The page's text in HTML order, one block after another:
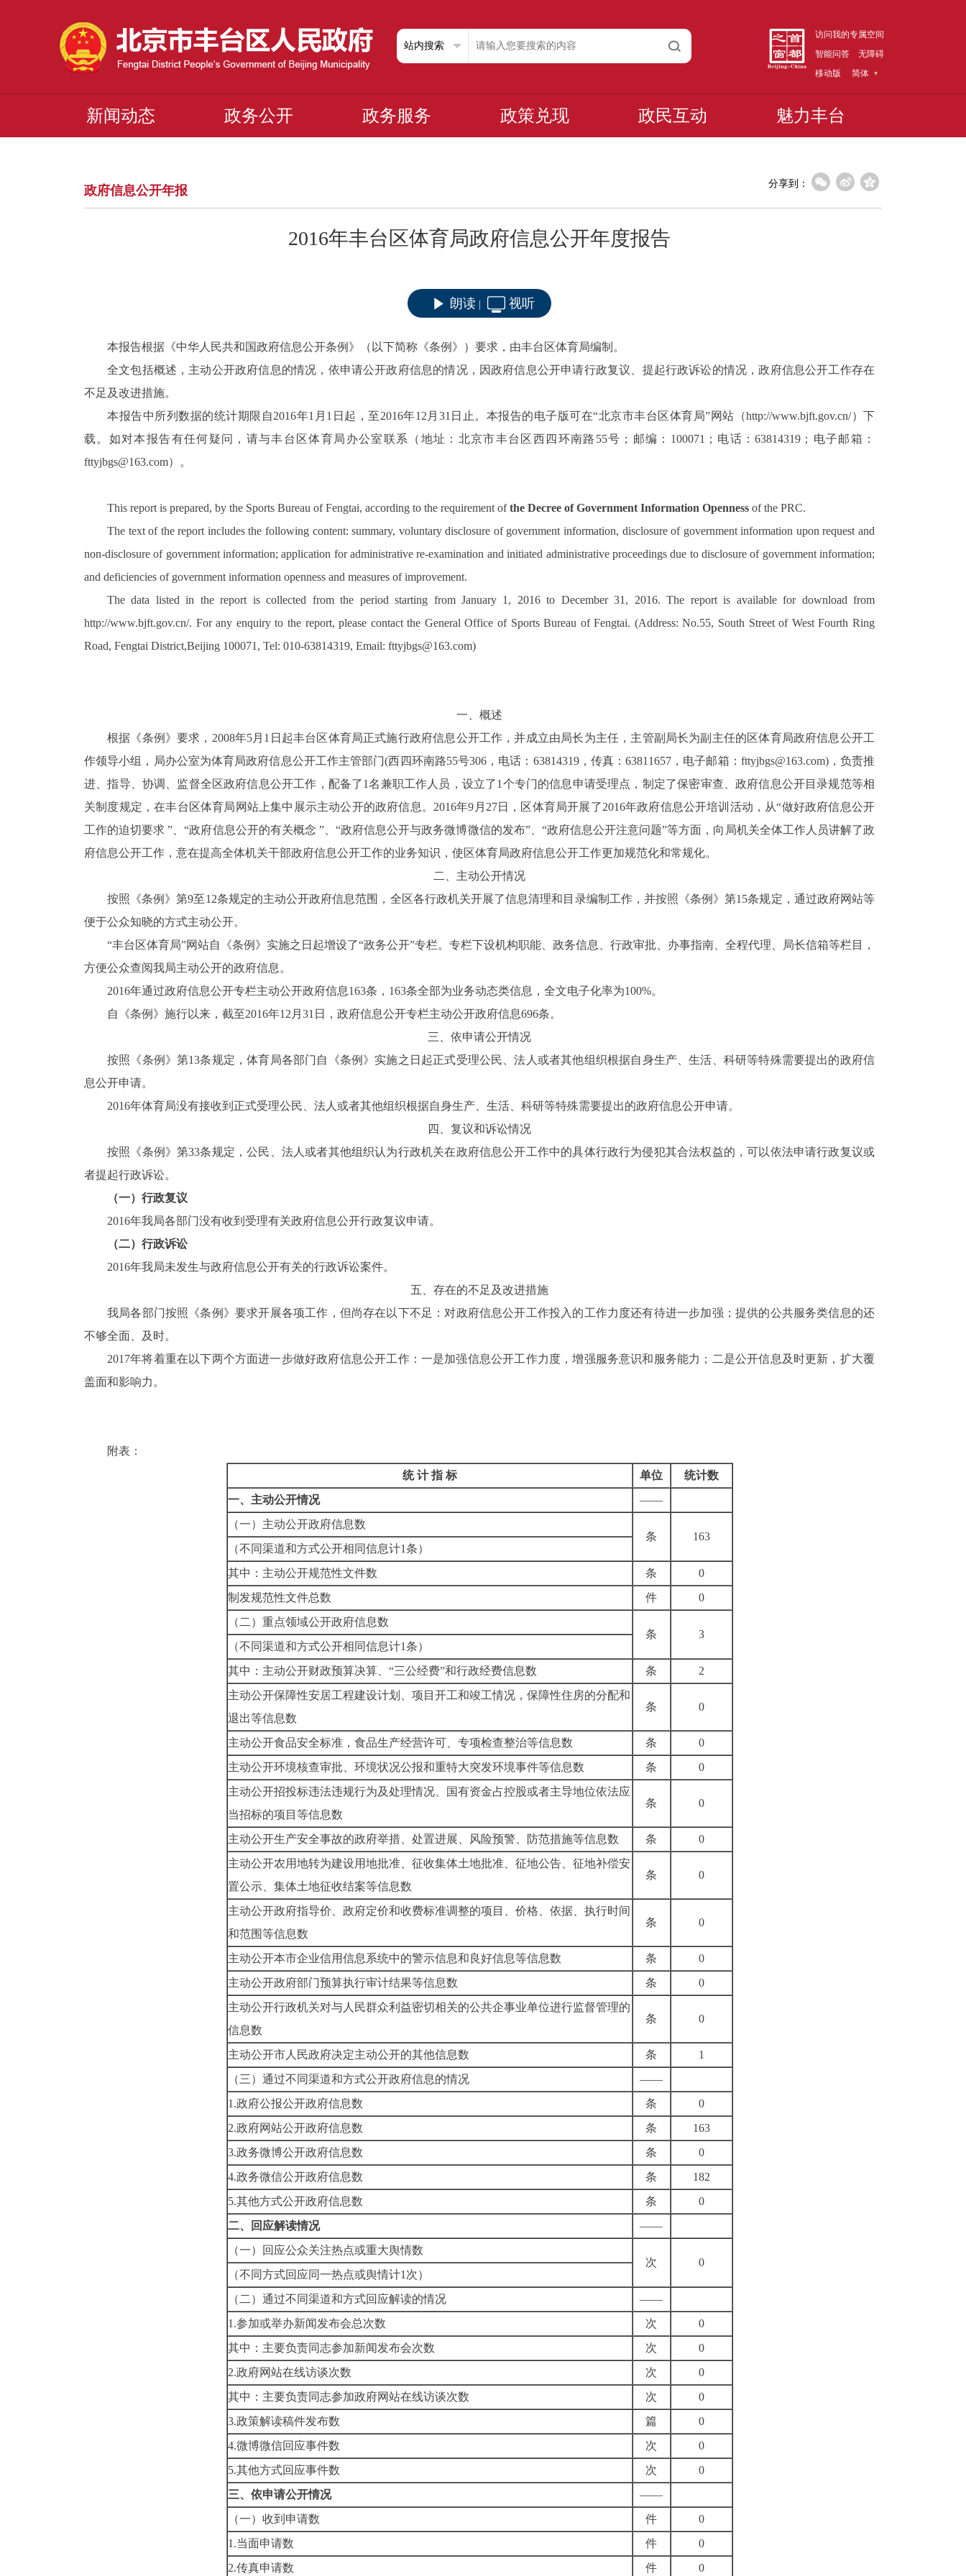
访问我的专属空间
智能问答
无障碍
移动版
简体
新闻动态 政务公开 政务服务 政策兑现 政民互动 魅力丰台
政府信息公开年报 分享到：
2016年丰台区体育局政府信息公开年度报告
朗读 视听
本报告根据《中华人民共和国政府信息公开条例》 （ 以下简称《条例》）要求 ，由丰台区体育局编制。
全文包括概述，主动公开政府信息的情况，依申请公开政府信息的情况， 因政府信息公开申请行政复议、提起行政诉讼的情况，政府信息公开工作存在
不足及改进措施。
本报告中所列数据的统计期限自2016年1 月 1 日起，至2016年12 月 31 日止。本报告的电子版可在“北京市丰台区体育局”网站（http://www.bjft.gov.cn/）下
载。如对本报告有任何疑问，请与丰台区体育局办公室联系（地址：北京市丰台区西四环南路 55号；邮编： 100071 ；电话：63814319 ；电子邮箱：
fttyjbgs@163.com）。
This report is prepared, by the Sports Bureau of Fengtai, according to the requirement ofthe Decree of Government Information Openness of the PRC.
The text of the report includes the following content: summary, voluntary disclosure of government information, disclosure of government information upon request and
non-disclosure of government information; application for administrative re-examination and initiated administrative proceedings due to disclosure of government information;
and deficiencies of government information openness and measures of improvement.
The data listed in the report is collected from the period starting from January 1, 2016 to December 31, 2016. The report is available for download from
http://www.bjft.gov.cn/. For any enquiry to the report, please contact the General Office of Sports Bureau of Fengtai. (Address: No.55, South Street of West Fourth Ring
Road, Fengtai District,Beijing 100071, Tel: 010-63814319, Email: fttyjbgs@163.com)
一、概述
根据《条例》要求， 2008年5月 1 日起丰台区体育局正式施行政府信息公开工作，并成立由局长为主任，主管副局长为副主任的区体育局政府信息公开工
作领导小组， 局办公室为体育局政府信息公开工作主管部门(西四环南路55号306 ，电话： 63814319，传真：63811657 ，电子邮箱： fttyjbgs@163.com)，负责推
进、指导、协调、监督全区政府信息公开工作， 配备了1名兼职工作人员，设立了1 个专门的信息申请受理点， 制定了保密审查、政府信息公开目录规范等相
关制度规定，在丰台区体育局网站上集中展示主动公开的政府信息 。 2016年9 月 27日，区体育局开展了2016年政府信息公开培训活动，从“做好政府信息公开
工作的迫切要求 ”、“政府信息公开的有关概念 ”、“政府信息公开与政务微博微信的发布”、“政府信息公开注意问题”等方面，向局机关全体工作人员讲解了政
府信息公开工作，意在提高全体机关干部政府信息公开工作的业务知识，使区体育局政府信息公开工作更加规范化和常规化。
二、主动公开情况
按照《条例》第9至12条规定的主动公开政府信息范围，全区各行政机关开展了信息清理和目录编制工作，并按照《条例》第15条规定，通过政府网站等
便于公众知晓的方式主动公开。
“丰台区体育局”网站自《条例》实施之日起增设了“政务公开”专栏。专栏下设机构职能、政务信息、行政审批、办事指南、全程代理、局长信箱等栏目，
方便公众查阅我局主动公开的政府信息。
2016年通过政府信息公开专栏主动公开政府信息163条， 163条全部为业务动态类信息，全文电子化率为100%。
自《条例》施行以来，截至2016年12 月 31 日，政府信息公开专栏主动公开政府信息696条。
三、依申请公开情况
按照《条例》第13条规定，体育局各部门自《条例》实施之日起正式受理公民、法人或者其他组织根据自身生产、生活、科研等特殊需要提出的政府信
息公开申请。
2016年体育局没有接收到正式受理公民、法人或者其他组织根据自身生产、生活、科研等特殊需要提出的政府信息公开申请。
四、复议和诉讼情况
按照《条例》第33条规定，公民、法人或者其他组织认为行政机关在政府信息公开工作中的具体行政行为侵犯其合法权益的，可以依法申请行政复议或
者提起行政诉讼。
（一）行政复议
2016年我局各部门没有收到受理有关政府信息公开行政复议申请。
（二）行政诉讼
2016年我局未发生与政府信息公开有关的行政诉讼案件。
五、存在的不足及改进措施
我局各部门按照《条例》要求开展各项工作，但尚存在以下不足：对政府信息公开工作投入的工作力度还有待进一步加强；提供的公共服务类信息的还
不够全面、及时。
2017年将着重在以下两个方面进一步做好政府信息公开工作： 一是加强信息公开工作力度，增强服务意识和服务能力；二是公开信息及时更新，扩大覆
盖面和影响力。
附表：
统 计 指 标
单位
统计数
一、主动公开情况
——
（一）主动公开政府信息数
条
163
（不同渠道和方式公开相同信息计1条）
其中：主动公开规范性文件数
条
0
制发规范性文件总数
件
0
（二）重点领域公开政府信息数
条
3
（不同渠道和方式公开相同信息计1条）
其中：主动公开财政预算决算、“三公经费”和行政经费信息数
条
2
主动公开保障性安居工程建设计划、项目开工和竣工情况，保障性住房的分配和
退出等信息数
条 0
主动公开食品安全标准，食品生产经营许可、专项检查整治等信息数 条
0
主动公开环境核查审批、环境状况公报和重特大突发环境事件等信息数
条
0
主动公开招投标违法违规行为及处理情况、国有资金占控股或者主导地位依法应
当招标的项目等信息数
条 0
主动公开生产安全事故的政府举措、处置进展、风险预警、防范措施等信息数 条
0
主动公开农用地转为建设用地批准、征收集体土地批准、征地公告、征地补偿安
置公示、集体土地征收结案等信息数
条 0
主动公开政府指导价、政府定价和收费标准调整的项目、价格、依据、执行时间
和范围等信息数
条 0
主动公开本市企业信用信息系统中的警示信息和良好信息等信息数 条
0
主动公开政府部门预算执行审计结果等信息数
条
0
主动公开行政机关对与人民群众利益密切相关的公共企事业单位进行监督管理的
信息数
条 0
主动公开市人民政府决定主动公开的其他信息数 条
1
（三）通过不同渠道和方式公开政府信息的情况
——
1.政府公报公开政府信息数 条
0
2.政府网站公开政府信息数 条
163
3.政务微博公开政府信息数 条
0
4.政务微信公开政府信息数 条
182
5.其他方式公开政府信息数 条
0
二、回应解读情况
——
（一）回应公众关注热点或重大舆情数
次
0
（不同方式回应同一热点或舆情计1 次）
（二）通过不同渠道和方式回应解读的情况
——
1.参加或举办新闻发布会总次数 次
0
其中：主要负责同志参加新闻发布会次数
次
0
2.政府网站在线访谈次数 次
0
其中：主要负责同志参加政府网站在线访谈次数
次
0
3.政策解读稿件发布数 篇
0
4.微博微信回应事件数 次
0
5.其他方式回应事件数 次
0
三、依申请公开情况
——
（一）收到申请数
件
0
1.当面申请数 件
0
2.传真申请数 件 0